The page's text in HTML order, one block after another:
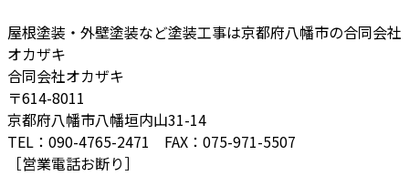
屋根塗装・外壁塗装など塗装工事は京都府八幡市の合同会社
オカザキ
合同会社オカザキ
〒614-8011
京都府八幡市八幡垣内山31-14
TEL：090-4765-2471 FAX：075-971-5507
［営業電話お断り］